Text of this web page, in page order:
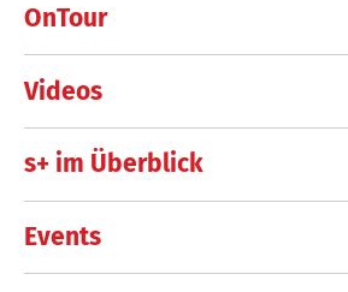
OnTour
Videos
s+ im Überblick
Events